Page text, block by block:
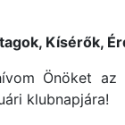
Kísérők,
Önöket az
klubnapjára!